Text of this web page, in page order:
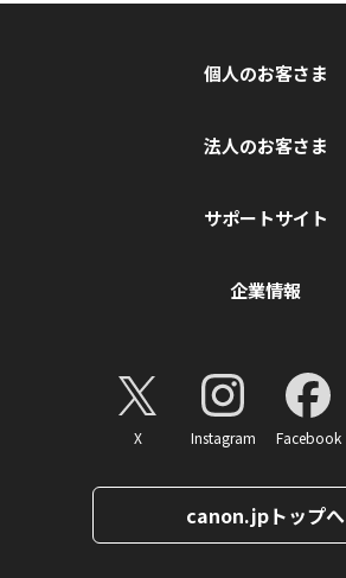
個人のお客さま
法人のお客さま
サポートサイト
企業情報
X Instagram Facebook
canon.jpトップへ